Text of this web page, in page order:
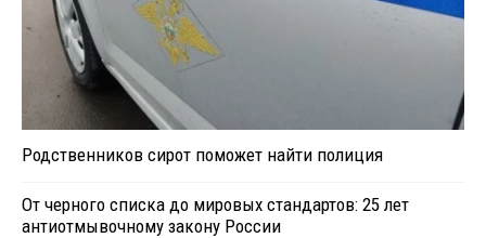
Родственников сирот поможет найти полиция
От черного списка до мировых стандартов: 25 лет
антиотмывочному закону России